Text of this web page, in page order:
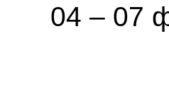
04 – 07